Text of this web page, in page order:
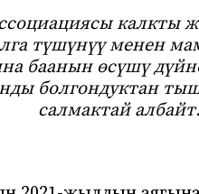
калкты
түшүнүү менен
баанын өсүшү
болгондуктан
салмактай албайт.